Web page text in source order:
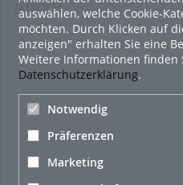
auswählen, welche Cookie-
möchten. Durch Klicken auf
anzeigen" erhalten Sie eine
Weitere Informationen finden
Datenschutzerklärung.
Notwendig
Präferenzen
Marketing
About